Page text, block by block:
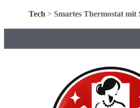
Tech > Smartes Thermostat mit